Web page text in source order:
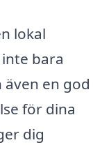
lokal
bara
en god
för dina
dig